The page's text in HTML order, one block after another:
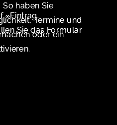
haben Sie
Termine und
oder ein
»Eintrag
Sie das Formular